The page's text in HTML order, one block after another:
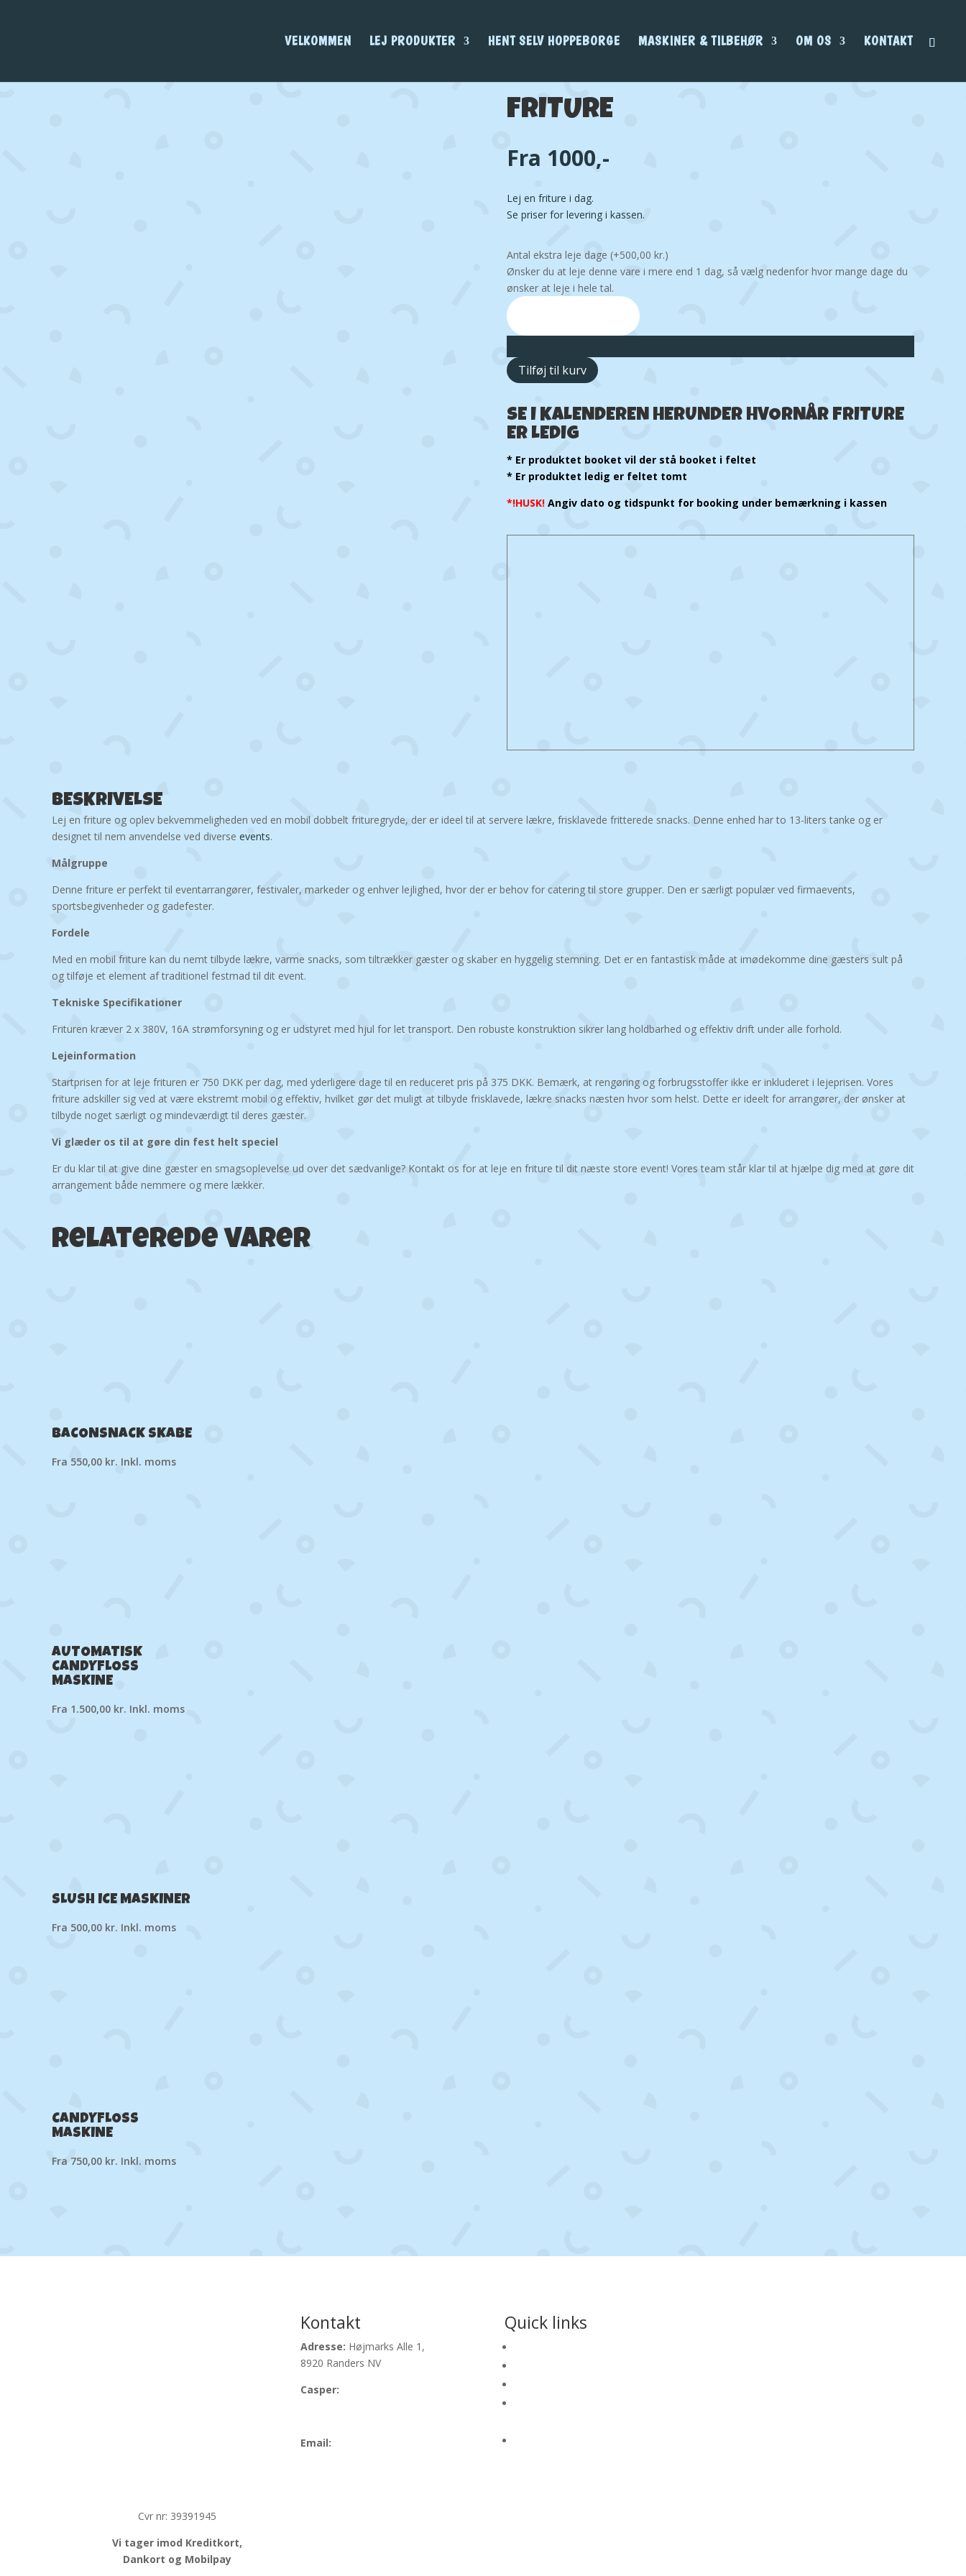
VELKOMMEN LEJ PRODUKTER HENT SELV HOPPEBORGE MASKINER & TILBEHØR OM OS KONTAKT
FRITURE
Fra 1000,-
Lej en friture i dag.
Se priser for levering i kassen.
Antal ekstra leje dage (+500,00 kr.)
Ønsker du at leje denne vare i mere end 1 dag, så vælg nedenfor hvor mange dage du
ønsker at leje i hele tal.
Tilføj til kurv
SE I KALENDEREN HERUNDER HVORNÅR FRITURE
ER LEDIG
* Er produktet booket vil der stå booket i feltet
* Er produktet ledig er feltet tomt
*!HUSK! Angiv dato og tidspunkt for booking under bemærkning i kassen
BESKRIVELSE
Lej en friture og oplev bekvemmeligheden ved en mobil dobbelt frituregryde, der er ideel til at servere lækre, frisklavede fritterede snacks. Denne enhed har to 13-liters tanke og er
designet til nem anvendelse ved diverse events.
Målgruppe
Denne friture er perfekt til eventarrangører, festivaler, markeder og enhver lejlighed, hvor der er behov for catering til store grupper. Den er særligt populær ved firmaevents,
sportsbegivenheder og gadefester.
Fordele
Med en mobil friture kan du nemt tilbyde lækre, varme snacks, som tiltrækker gæster og skaber en hyggelig stemning. Det er en fantastisk måde at imødekomme dine gæsters sult på
og tilføje et element af traditionel festmad til dit event.
Tekniske Specifikationer
Frituren kræver 2 x 380V, 16A strømforsyning og er udstyret med hjul for let transport. Den robuste konstruktion sikrer lang holdbarhed og effektiv drift under alle forhold.
Lejeinformation
Startprisen for at leje frituren er 750 DKK per dag, med yderligere dage til en reduceret pris på 375 DKK. Bemærk, at rengøring og forbrugsstoffer ikke er inkluderet i lejeprisen. Vores
friture adskiller sig ved at være ekstremt mobil og effektiv, hvilket gør det muligt at tilbyde frisklavede, lækre snacks næsten hvor som helst. Dette er ideelt for arrangører, der ønsker at
tilbyde noget særligt og mindeværdigt til deres gæster.
Vi glæder os til at gøre din fest helt speciel
Er du klar til at give dine gæster en smagsoplevelse ud over det sædvanlige? Kontakt os for at leje en friture til dit næste store event! Vores team står klar til at hjælpe dig med at gøre dit
arrangement både nemmere og mere lækker.
Relaterede varer
BACONSNACK SKABE
Fra 550,00 kr. Inkl. moms
AUTOMATISK
CANDYFLOSS
MASKINE
Fra 1.500,00 kr. Inkl. moms
SLUSH ICE MASKINER
Fra 500,00 kr. Inkl. moms
CANDYFLOSS
MASKINE
Fra 750,00 kr. Inkl. moms
Cvr nr: 39391945
Vi tager imod Kreditkort,
Dankort og Mobilpay
Kontakt
Adresse: Højmarks Alle 1,
8920 Randers NV
Casper:
Email:
Quick links